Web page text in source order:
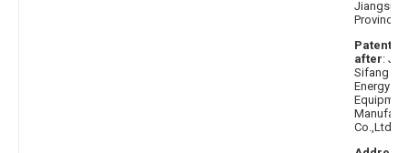
Jiangsu
Province
Patentee
after:
Sifang
Energy
Co.,Ltd.